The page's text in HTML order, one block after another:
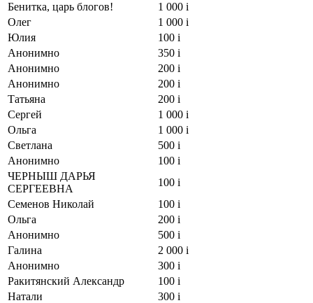
Бенитка, царь блогов!
1 000 i
Олег
1 000 i
Юлия
100 i
Анонимно
350 i
Анонимно
200 i
Анонимно
200 i
Татьяна
200 i
Сергей
1 000 i
Ольга
1 000 i
Светлана
500 i
Анонимно
100 i
ЧЕРНЫШ ДАРЬЯ
СЕРГЕЕВНА
100 i
Семенов Николай
100 i
Ольга
200 i
Анонимно
500 i
Галина
2 000 i
Анонимно
300 i
Ракитянский Александр
100 i
Натали
300 i